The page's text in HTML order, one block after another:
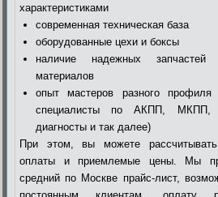
характеристиками
современная техническая база
оборудованные цехи и боксы
наличие надежных
материалов
опыт мастеров разного профиля
специалисты по АКПП, МКПП,
диагносты и так далее)
При этом, вы можете
оплаты и приемлемые цены. Мы
средний по Москве прайс-лист,